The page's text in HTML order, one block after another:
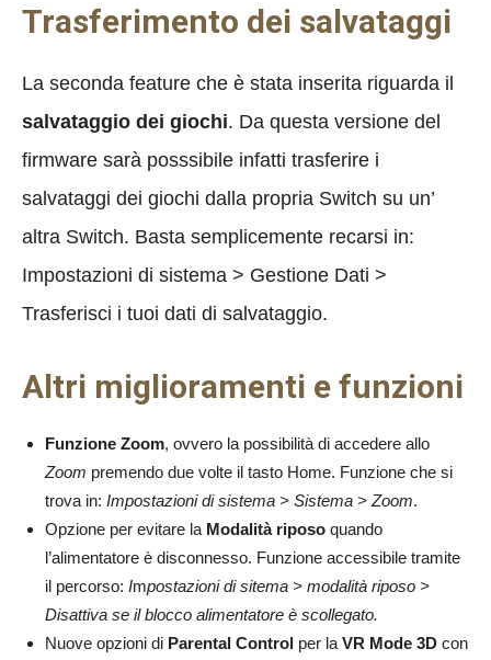
Trasferimento dei salvataggi
La seconda feature che è stata inserita riguarda il
salvataggio dei giochi. Da questa versione del
firmware sarà posssibile infatti trasferire i
salvataggi dei giochi dalla propria Switch su un’
altra Switch. Basta semplicemente recarsi in:
Impostazioni di sistema > Gestione Dati >
Trasferisci i tuoi dati di salvataggio.
Altri miglioramenti e funzioni
Funzione Zoom, ovvero la possibilità di accedere allo
Zoom premendo due volte il tasto Home. Funzione che si
trova in: Impostazioni di sistema > Sistema > Zoom.
Opzione per evitare la Modalità riposo quando
l’alimentatore è disconnesso. Funzione accessibile tramite
il percorso: Impostazioni di sitema > modalità riposo >
Disattiva se il blocco alimentatore è scollegato.
Nuove opzioni di Parental Control per la VR Mode 3D con